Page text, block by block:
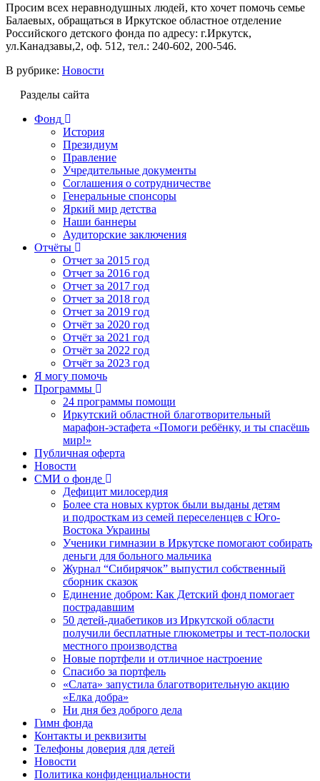
Просим всех неравнодушных людей, кто хочет помочь семье
Балаевых, обращаться в Иркутское областное отделение
Российского детского фонда по адресу: г.Иркутск,
ул.Канадзавы,2, оф. 512, тел.: 240-602, 200-546.
В рубрике: Новости
Разделы сайта
Фонд
История
Президиум
Правление
Учредительные документы
Соглашения о сотрудничестве
Генеральные спонсоры
Яркий мир детства
Наши баннеры
Аудиторские заключения
Отчёты
Отчет за 2015 год
Отчет за 2016 год
Отчет за 2017 год
Отчет за 2018 год
Отчет за 2019 год
Отчёт за 2020 год
Отчёт за 2021 год
Отчёт за 2022 год
Отчёт за 2023 год
Я могу помочь
Программы
24 программы помощи
Иркутский областной благотворительный
марафон-эстафета «Помоги ребёнку, и ты спасёшь
мир!»
Публичная оферта
Новости
СМИ о фонде
Дефицит милосердия
Более ста новых курток были выданы детям
и подросткам из семей переселенцев с Юго-
Востока Украины
Ученики гимназии в Иркутске помогают собирать
деньги для больного мальчика
Журнал “Сибирячок” выпустил собственный
сборник сказок
Единение добром: Как Детский фонд помогает
пострадавшим
50 детей-диабетиков из Иркутской области
получили бесплатные глюкометры и тест-полоски
местного производства
Новые портфели и отличное настроение
Спасибо за портфель
«Слата» запустила благотворительную акцию
«Елка добра»
Ни дня без доброго дела
Гимн фонда
Контакты и реквизиты
Телефоны доверия для детей
Новости
Политика конфиденциальности